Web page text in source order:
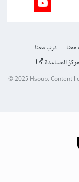
درّب معنا
مركز المساعدة
© 2025Hsoub.Content